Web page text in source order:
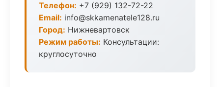
Телефон: +7 (929) 132-72-22
Email: info@skkamenatele128.ru
Город: Нижневартовск
Режим работы: Консультации:
круглосуточно